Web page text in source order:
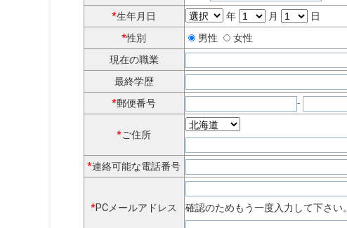
*生年月日 年 月
日
*性別 男性
女性
現在の職業
最終学歴
*郵便番号 -
*ご住所
*連絡可能な電話番号
*PCメールアドレス 確認のためもう一度入力して下さい。